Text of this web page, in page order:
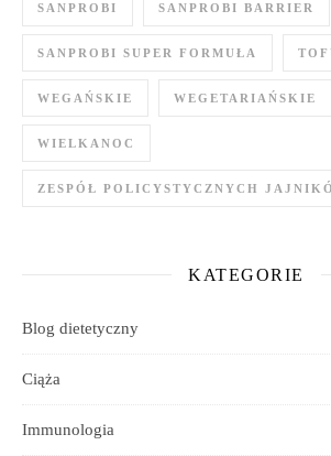
SANPROBI SANPROBI BARRIER
SANPROBI SUPER FORMUŁA
WEGAŃSKIE WEGETARIAŃSKIE
WIELKANOC
ZESPÓŁ POLICYSTYCZNYCH
KATEGORIE
Blog dietetyczny
Ciąża
Immunologia